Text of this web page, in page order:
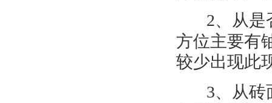
2、从是
方位主要有
较少出现此
3、从砖